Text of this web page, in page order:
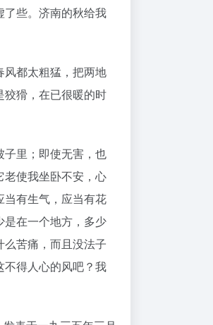
些。济南的秋给我
风都太粗猛，把两地
猾，在已很暖的时
里；即使无害，也
使我坐卧不安，心
有生气，应当有花
在一个地方，多少
苦痛，而且没法子
得人心的风吧？我